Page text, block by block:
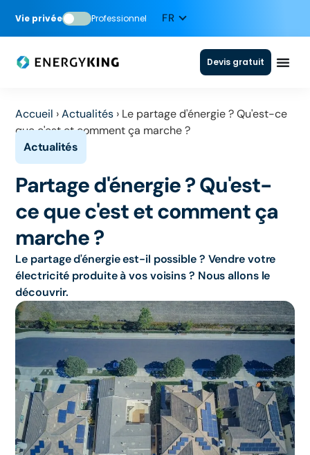
Vie privée Professionnel
Devis gratuit
Accueil › Actualités › Le partage d'énergie ? Qu'est-ce
que c'est et comment ça marche ?
Partage d'énergie ? Qu'est-
ce que c'est et comment ça
marche ?
Le partage d'énergie est-il possible ? Vendre votre
électricité produite à vos voisins ? Nous allons le
découvrir.